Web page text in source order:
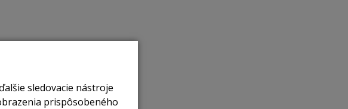
sledovacie nástroje
prispôsobeného